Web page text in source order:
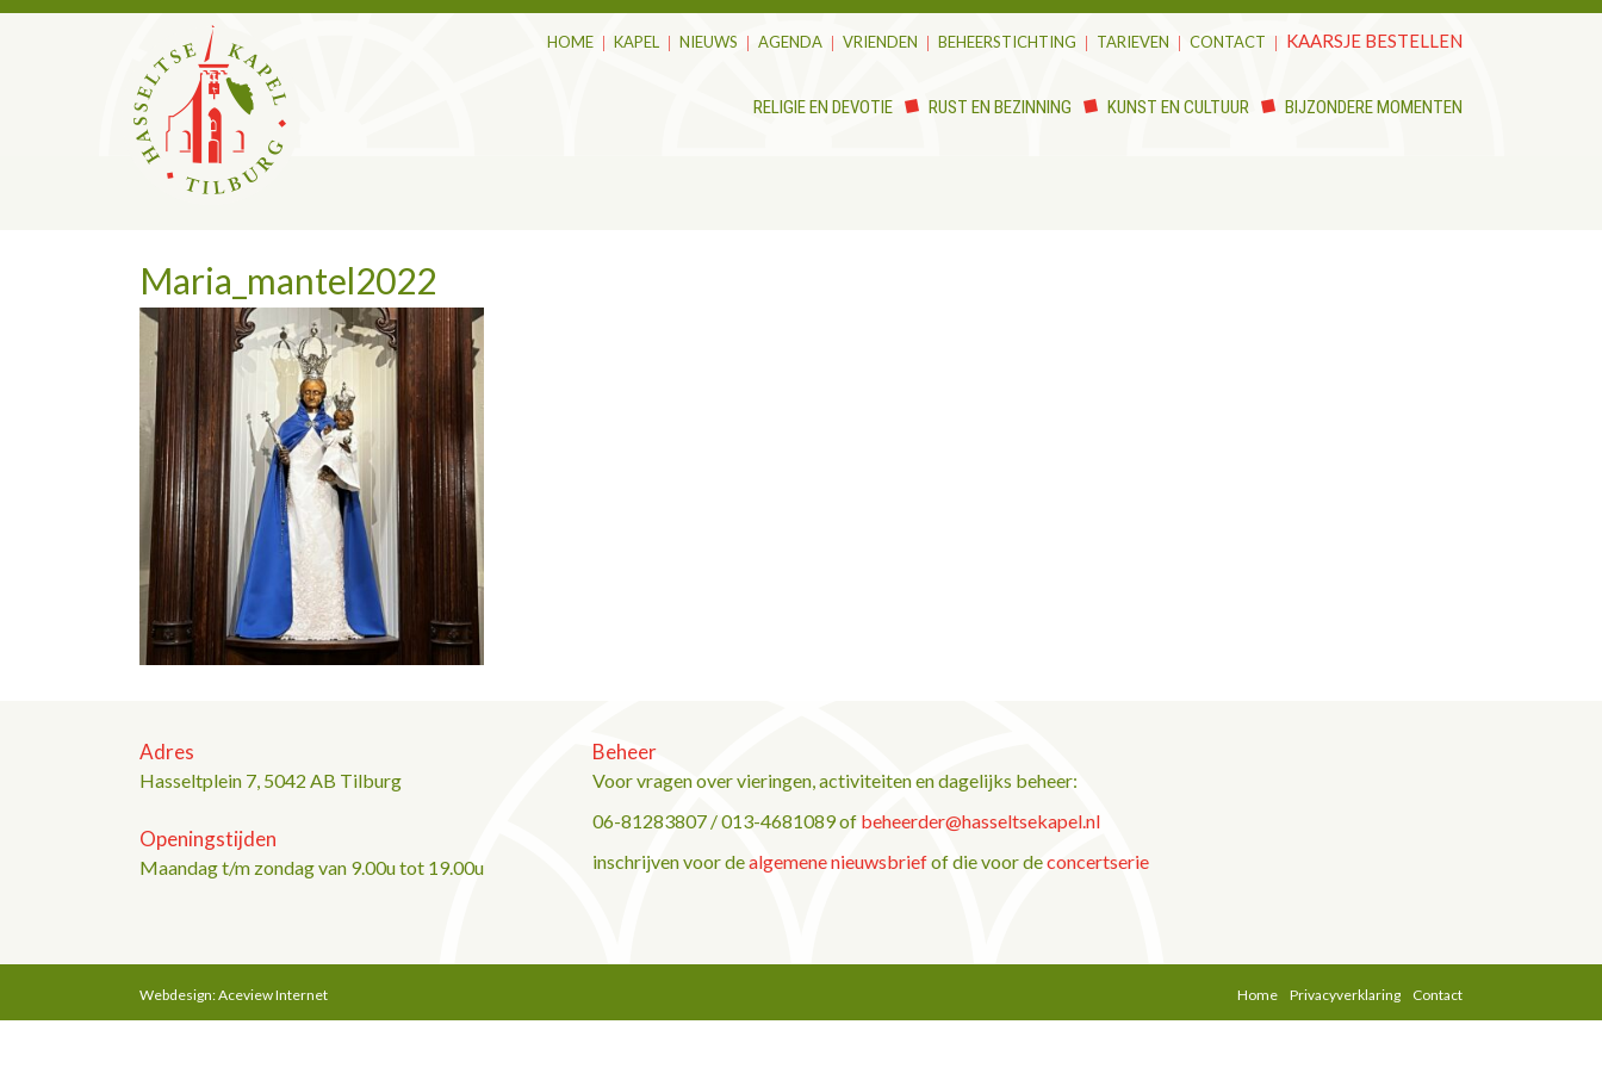
HOME KAPEL NIEUWS AGENDA VRIENDEN BEHEERSTICHTING TARIEVEN CONTACT KAARSJE BESTELLEN
RELIGIE EN DEVOTIE RUST EN BEZINNING KUNST EN CULTUUR BIJZONDERE MOMENTEN
Maria_mantel2022
Adres
Hasseltplein 7, 5042 AB Tilburg
Openingstijden
Maandag t/m zondag van 9.00u tot 19.00u
Beheer
Voor vragen over vieringen, activiteiten en dagelijks beheer:
06-81283807 / 013-4681089 of beheerder@hasseltsekapel.nl
inschrijven voor dealgemene nieuwsbriefof die voor deconcertserie
Home Privacyverklaring Contact
Webdesign: Aceview Internet